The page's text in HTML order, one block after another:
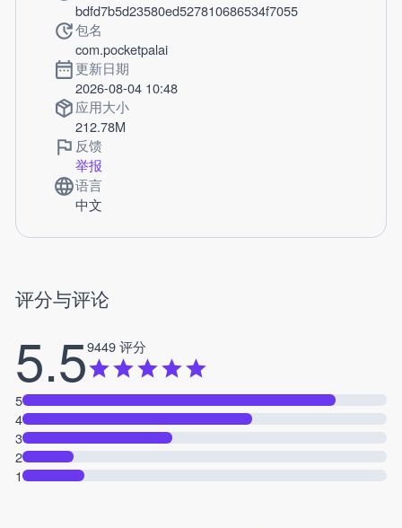
bdfd7b5d23580ed527810686534f7055
包名
com.pocketpalai
更新日期
2026-08-04 10:48
应用大小
212.78M
反馈
举报
语言
中文
评分与评论
5.59449 评分
5
4
3
2
1